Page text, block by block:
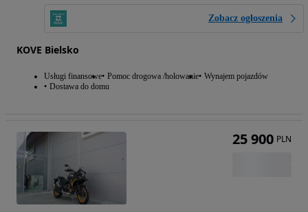
Zobacz ogłoszenia
KOVE Bielsko
Usługi finansowe Pomoc drogowa /holowanie Wynajem pojazdów
Dostawa do domu
25 900 PLN